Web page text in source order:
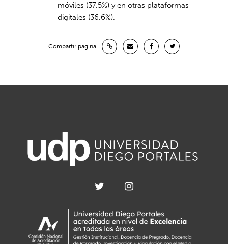
móviles (37,5%) y en otras plataformas
digitales (36,6%).
Compartir página